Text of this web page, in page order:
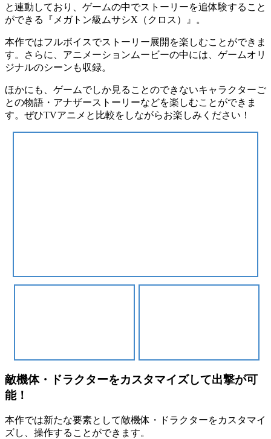
と連動しており、ゲームの中でストーリーを追体験すること
ができる『メガトン級ムサシX（クロス）』。
本作ではフルボイスでストーリー展開を楽しむことができま
す。さらに、アニメーションムービーの中には、ゲームオリ
ジナルのシーンも収録。
ほかにも、ゲームでしか見ることのできないキャラクターご
との物語・アナザーストーリーなどを楽しむことができま
す。ぜひTVアニメと比較をしながらお楽しみください！
敵機体・ドラクターをカスタマイズして出撃が可
能！
本作では新たな要素として敵機体・ドラクターをカスタマイ
ズし、操作することができます。